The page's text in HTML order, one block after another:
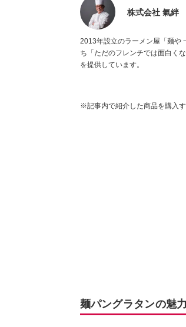
株式会社 氣絆
2013年設立のラーメン屋「麺や
ち「ただのフレンチでは面白く
を提供しています。
※記事内で紹介した商品を購入
麺パングラタンの魅力